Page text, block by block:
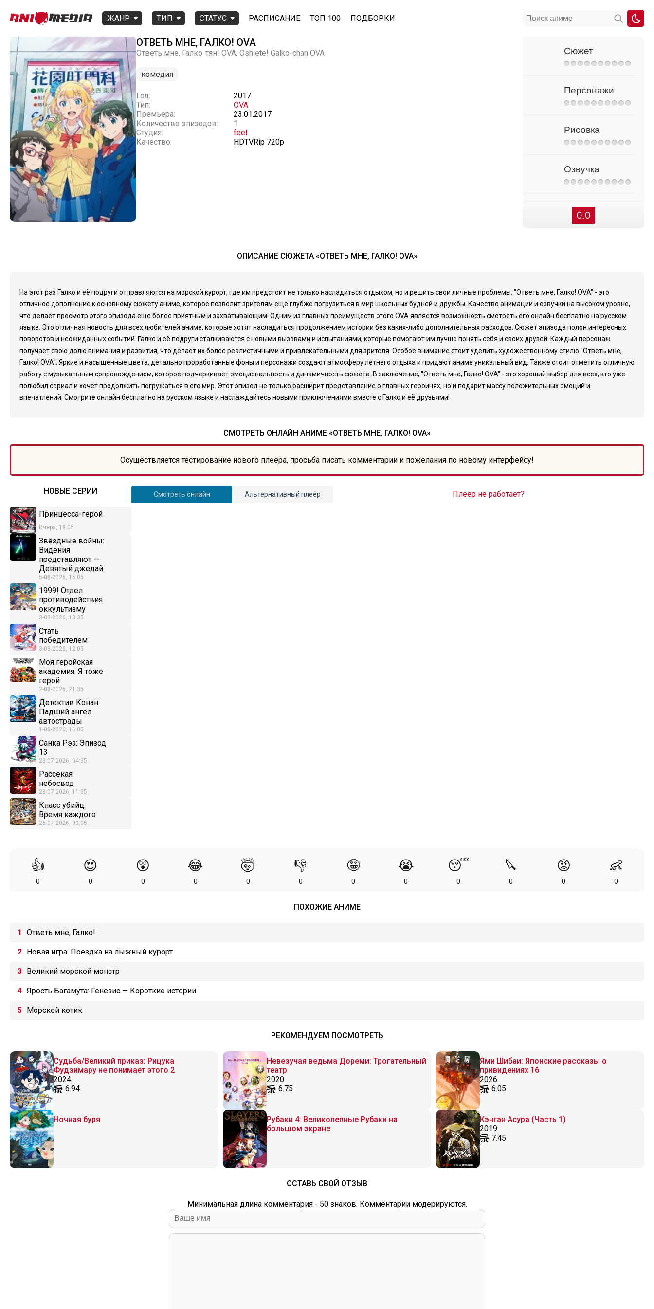
ЖАНР ТИП СТАТУС РАСПИСАНИЕ ТОП 100 ПОДБОРКИ
ОТВЕТЬ МНЕ, ГАЛКО! OVA
Ответь мне, Галко-тян! OVA, Oshiete! Galko-chan OVA
комедия
Год:
2017
Тип:
OVA
Премьера:
23.01.2017
Количество эпизодов:
1
Студия:
feel.
Качество:
HDTVRip 720p
Сюжет
Персонажи
Рисовка
Озвучка
0.0
ОПИСАНИЕ СЮЖЕТА «ОТВЕТЬ МНЕ, ГАЛКО! OVA»
На этот раз Галко и её подруги отправляются на морской курорт, где им предстоит не только насладиться отдыхом, но и решить свои личные проблемы. "Ответь мне, Галко! OVA" - это
отличное дополнение к основному сюжету аниме, которое позволит зрителям еще глубже погрузиться в мир школьных будней и дружбы. Качество анимации и озвучки на высоком уровне,
что делает просмотр этого эпизода еще более приятным и захватывающим. Одним из главных преимуществ этого OVA является возможность смотреть его онлайн бесплатно на русском
языке. Это отличная новость для всех любителей аниме, которые хотят насладиться продолжением истории без каких-либо дополнительных расходов. Сюжет эпизода полон интересных
поворотов и неожиданных событий. Галко и её подруги сталкиваются с новыми вызовами и испытаниями, которые помогают им лучше понять себя и своих друзей. Каждый персонаж
получает свою долю внимания и развития, что делает их более реалистичными и привлекательными для зрителя. Особое внимание стоит уделить художественному стилю "Ответь мне,
Галко! OVA". Яркие и насыщенные цвета, детально проработанные фоны и персонажи создают атмосферу летнего отдыха и придают аниме уникальный вид. Также стоит отметить отличную
работу с музыкальным сопровождением, которое подчеркивает эмоциональность и динамичность сюжета. В заключение, "Ответь мне, Галко! OVA" - это хороший выбор для всех, кто уже
полюбил сериал и хочет продолжить погружаться в его мир. Этот эпизод не только расширит представление о главных героинях, но и подарит массу положительных эмоций и
впечатлений. Смотрите онлайн бесплатно на русском языке и наслаждайтесь новыми приключениями вместе с Галко и её друзьями!
СМОТРЕТЬ ОНЛАЙН АНИМЕ «ОТВЕТЬ МНЕ, ГАЛКО! OVA»
Осуществляется тестирование нового плеера, просьба писать комментарии и пожелания по новому интерфейсу!
НОВЫЕ СЕРИИ
Принцесса-герой
Вчера, 18:05
Звёздные войны:
Видения
представляют —
Девятый джедай
5-08-2026, 15:05
1999! Отдел
противодействия
оккультизму
3-08-2026, 13:35
Стать
победителем
3-08-2026, 12:05
Моя геройская
академия: Я тоже
герой
2-08-2026, 21:35
Детектив Конан:
Падший ангел
автострады
1-08-2026, 16:05
Санка Рэа: Эпизод
13
29-07-2026, 04:35
Рассекая
небосвод
28-07-2026, 11:35
Класс убийц:
Время каждого
26-07-2026, 09:05
Смотреть онлайн Альтернативный плеер Плеер не работает?
👍
0
😍
0
😲
0
😂
0
🤯
0
👎
0
🤪
0
😭
0
😴
0
🔪
0
😡
0
👶
0
ПОХОЖИЕ АНИМЕ
Ответь мне, Галко!
Новая игра: Поездка на лыжный курорт
Великий морской монстр
Ярость Багамута: Генезис — Короткие истории
Морской котик
РЕКОМЕНДУЕМ ПОСМОТРЕТЬ
Судьба/Великий приказ: Рицука
Фудзимару не понимает этого 2
2024
6.94
Невезучая ведьма Дореми: Трогательный
театр
2020
6.75
Ями Шибаи: Японские рассказы о
привидениях 16
2026
6.05
Ночная буря
Рубаки 4: Великолепные Рубаки на
большом экране
Кэнган Асура (Часть 1)
2019
7.45
ОСТАВЬ СВОЙ ОТЗЫВ
Минимальная длина комментария - 50 знаков. Комментарии модерируются.